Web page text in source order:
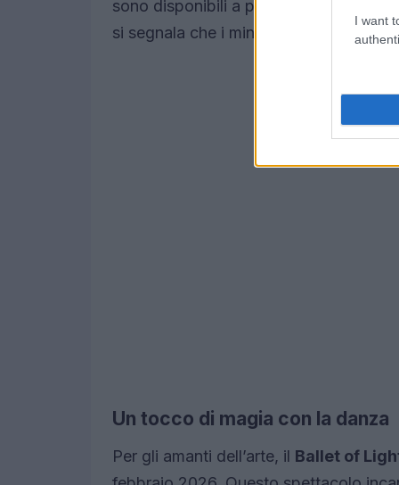
I want
sono disponibili a partire da
si segnala che i minori di 8 anni non
Un tocco di magia con la danza
Per gli amanti dell’arte, il Ballet of